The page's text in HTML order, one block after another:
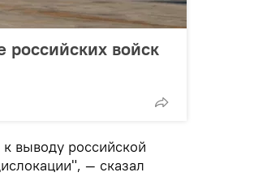
войск
выводу российской
— сказал